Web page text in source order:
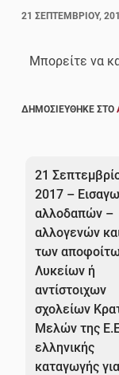
21 ΣΕΠΤΕΜΒΡΊΟΥ,
Μπορείτε να
ΔΗΜΟΣΙΕΎΘΗΚΕ ΣΤΟ
άρθρων
21
2017 –
αλλοδαπών –
αλλογενών
των
Λυκείων ή
αντίστοιχων
σχολείων
Μελών της
ελληνικής
καταγωγής